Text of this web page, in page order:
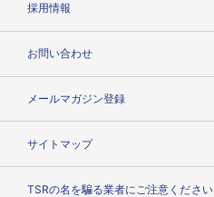
採用情報
お問い合わせ
メールマガジン登録
サイトマップ
TSRの名を騙る業者にご注意ください